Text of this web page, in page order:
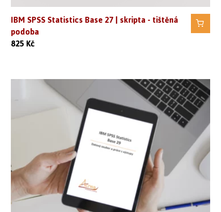
IBM SPSS Statistics Base 27 | skripta - tištěná
podoba
825Kč